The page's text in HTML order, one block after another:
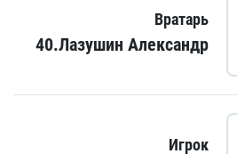
Вратарь
40.Лазушин Александр
Игрок